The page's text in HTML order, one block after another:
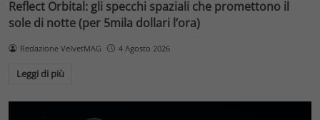
Reflect Orbital: gli specchi spaziali che promettono il
sole di notte (per 5mila dollari l’ora)
Redazione VelvetMAG 4 Agosto 2026
Leggi di più